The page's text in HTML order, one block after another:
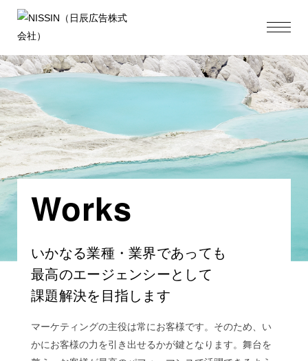
Works
いかなる業種・業界であっても
最高のエージェンシーとして
課題解決を目指します
マーケティングの主役は常にお客様です。そのため、い
かにお客様の力を引き出せるかが鍵となります。舞台を